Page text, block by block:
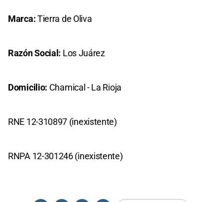
Marca:Tierra de Oliva
Razón Social: Los Juárez
Domicilio: Chamical - La Rioja
RNE 12-310897 (inexistente)
RNPA 12-301246 (inexistente)